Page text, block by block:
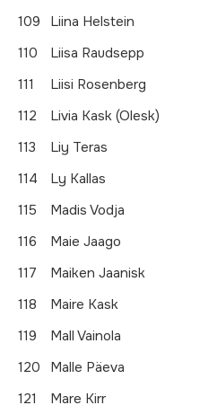
109
Liina Helstein
110
Liisa Raudsepp
111
Liisi Rosenberg
112
Livia Kask (Olesk)
113
Liy Teras
114
Ly Kallas
115
Madis Vodja
116
Maie Jaago
117
Maiken Jaanisk
118
Maire Kask
119
Mall Vainola
120
Malle Päeva
121
Mare Kirr